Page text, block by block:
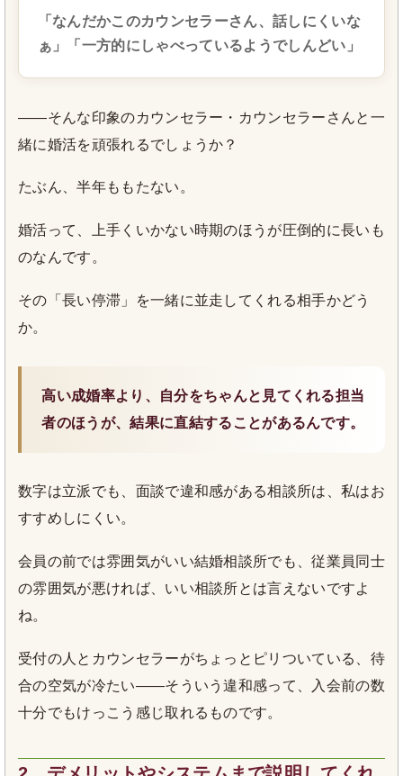
「なんだかこのカウンセラーさん、話しにくいな
ぁ」「一方的にしゃべっているようでしんどい」
——そんな印象のカウンセラー・カウンセラーさんと一
緒に婚活を頑張れるでしょうか？
たぶん、半年ももたない。
婚活って、上手くいかない時期のほうが圧倒的に長いも
のなんです。
その「長い停滞」を一緒に並走してくれる相手かどう
か。
高い成婚率より、自分をちゃんと見てくれる担当
者のほうが、結果に直結することがあるんです。
数字は立派でも、面談で違和感がある相談所は、私はお
すすめしにくい。
会員の前では雰囲気がいい結婚相談所でも、従業員同士
の雰囲気が悪ければ、いい相談所とは言えないですよ
ね。
受付の人とカウンセラーがちょっとピリついている、待
合の空気が冷たい——そういう違和感って、入会前の数
十分でもけっこう感じ取れるものです。